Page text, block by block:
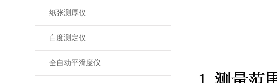
纸张测厚仪
白度测定仪
全自动平滑度仪